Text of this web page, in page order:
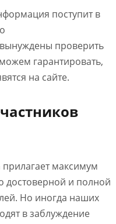
поступит в
проверить
гарантировать,
на сайте.
максимум
достоверной и полной
Но иногда наших
в заблуждение